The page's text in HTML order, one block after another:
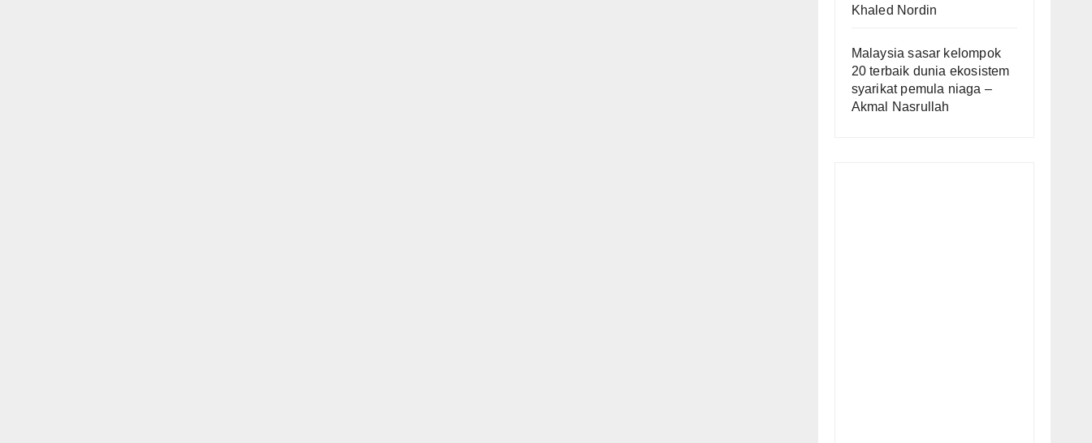
Khaled Nordin
Malaysia sasar kelompok
20 terbaik dunia ekosistem
syarikat pemula niaga –
Akmal Nasrullah